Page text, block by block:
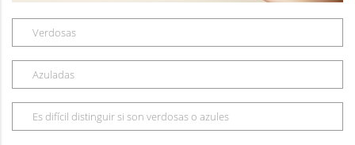
Verdosas
Azuladas
Es difícil distinguir si son verdosas o azules